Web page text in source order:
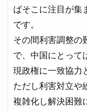
ばそこに注目が集
です。
その間利害調整の
で、中国にとって
現政権に一致協力
ただし利害対立や
複雑化し解決困難